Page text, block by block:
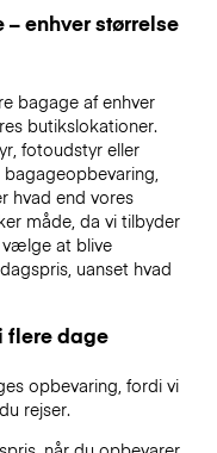
enhver størrelse
bagage af enhver
butikslokationer.
fotoudstyr eller
hvad end vores
måde, da vi tilbyder
vælge at blive
uanset hvad
flere dage
opbevaring, fordi vi
rejser.